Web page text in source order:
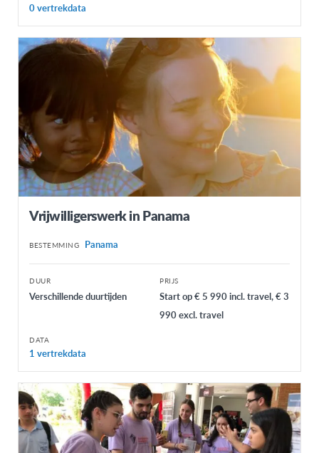
0 vertrekdata
Vrijwilligerswerk in Panama
BESTEMMING Panama
DUUR
Verschillende duurtijden
PRIJS
Start op € 5 990 incl. travel, € 3
990 excl. travel
DATA
1 vertrekdata